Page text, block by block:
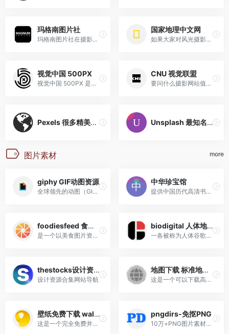
玛格南图片社
玛格南图片社在摄影界非常有...
国家地理中文网
如果大家对风光摄影感兴趣，...
视觉中国 500PX
视觉中国 500PX 是一家专业的...
CNU 视觉联盟
要问什么摄影网站值得推荐，C...
Pexels 很多精美的图片 Unsplash 最知名的无版权图片网站
图片素材 more
giphy GIF动图资源
全球领先的动图（GIF）与短视频资源平台
中华珍宝馆
提供中国历代高清书法图片欣赏和下载,高清绘画图片欣赏和下载,聚焦中华传统文化艺术，以艺术作品展示、展览推广和艺术家征集为核心，整体内容可梳理为以下几大板块
foodiesfeed 食品图片素材
是一个以美食图片资源聚合为核心的平台，专注于为用户提供高质量、多样化的美食视觉素材
biodigital 人体地图
一各被称为人体谷歌地图的网站
thestocks设计资源合集
设计资源合集网站导航
地图下载 标准地图服务
这是一个可以下载高清地图的网站
壁纸免费下载 wallspic
这是一个完全免费并且不需要登录的壁纸下载网站
pngdirs-免抠PNG
10万+PNG图片素材免费下载，透明背景图片，无需抠图